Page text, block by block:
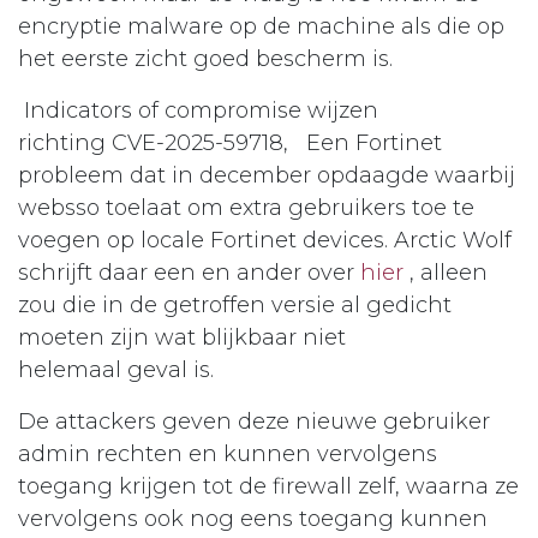
encryptie malware op de machine als die op
het eerste zicht goed bescherm is.
Indicators of compromise wijzen
richting CVE-2025-59718, Een Fortinet
probleem dat in december opdaagde waarbij
websso toelaat om extra gebruikers toe te
voegen op locale Fortinet devices. Arctic Wolf
schrijft daar een en ander over hier , alleen
zou die in de getroffen versie al gedicht
moeten zijn wat blijkbaar niet
helemaal geval is.
De attackers geven deze nieuwe gebruiker
admin rechten en kunnen vervolgens
toegang krijgen tot de firewall zelf, waarna ze
vervolgens ook nog eens toegang kunnen